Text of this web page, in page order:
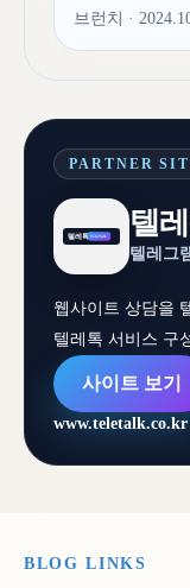
브런치 ·
PARTNER
텔
텔레그
웹사이트 상담을
텔레톡 서비스 구
사이트 보기
www.teletalk.co.kr
BLOG LINKS